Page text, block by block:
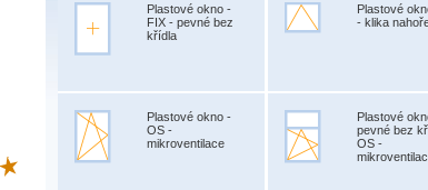
Plastové okno -
FIX - pevné bez
křídla
Plastové
- klika
Plastové okno -
OS -
mikroventilace
Plastové
pevné bez
OS -